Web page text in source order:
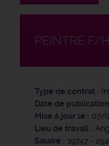
PEINTRE F/H
Type de contrat
Date de publication
Mise à jour le
07/
Lieu de travail
Salaire
19747 -